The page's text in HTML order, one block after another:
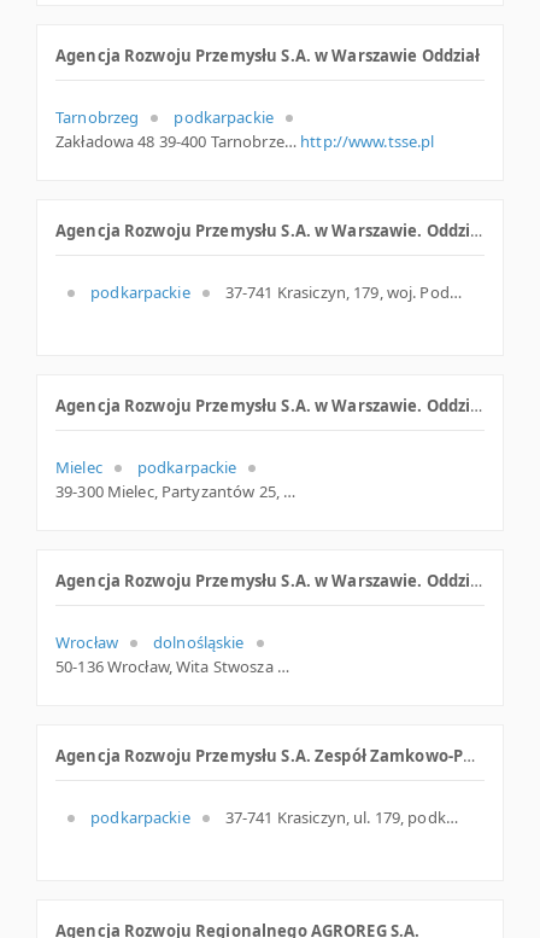
Agencja Rozwoju Przemysłu S.A. w Warszawie Oddział
Tarnobrzeg
podkarpackie
Zakładowa 48 39-400 Tarnobrzeg Polska http://www.tsse.pl
Agencja Rozwoju Przemysłu S.A. w Warszawie. Oddział
podkarpackie 37-741 Krasiczyn, 179, woj. Podkarpackie, pow. Przemyski, gm. Krasiczyn
Agencja Rozwoju Przemysłu S.A. w Warszawie. Oddział
Mielec
podkarpackie
39-300 Mielec, Partyzantów 25, woj. Podkarpackie, pow. Mielecki, gm. Mielec
Agencja Rozwoju Przemysłu S.A. w Warszawie. Oddział
Wrocław
dolnośląskie
50-136 Wrocław, Wita Stwosza 15, woj. Dolnośląskie, pow. Wrocław, gm. Wrocław
Agencja Rozwoju Przemysłu S.A. Zespół Zamkowo-Parkowy
podkarpackie 37-741 Krasiczyn, ul. 179, podkarpackie
Agencja Rozwoju Regionalnego AGROREG S.A.